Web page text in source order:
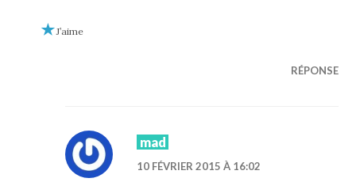
J’aime
RÉPONSE
mad
10 FÉVRIER 2015 À 16:02